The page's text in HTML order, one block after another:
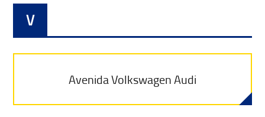
V
Avenida Volkswagen Audi